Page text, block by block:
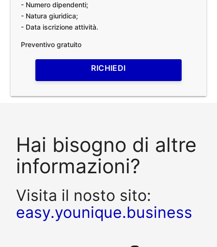
- Numero dipendenti;
- Natura giuridica;
- Data iscrizione attività.
Preventivo gratuito
RICHIEDI
Hai bisogno di altre
informazioni?
Visita il nosto sito:
easy.younique.business